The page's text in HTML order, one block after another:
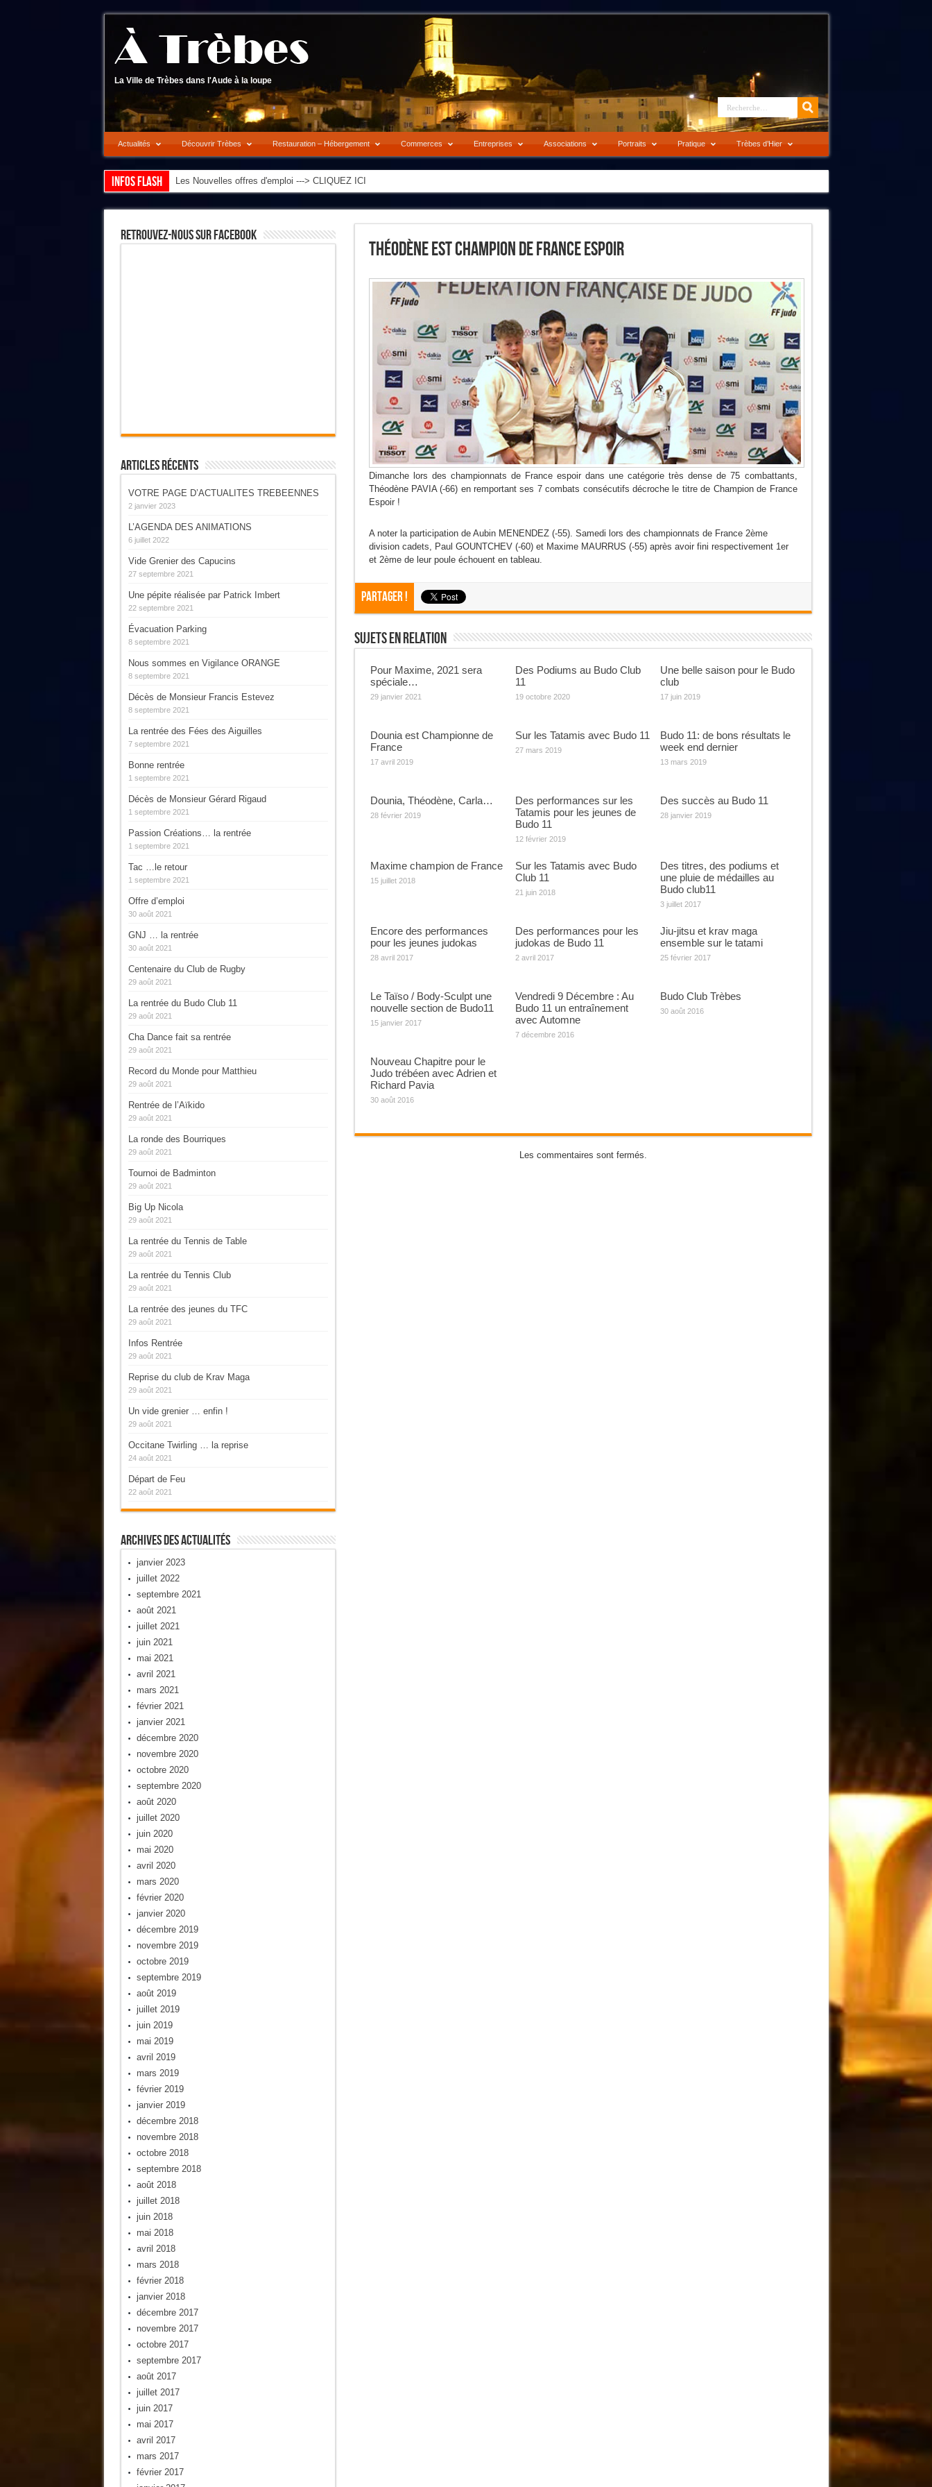
La Ville de Trèbes dans l'Aude à la loupe
Actualités Découvrir Trèbes Restauration – Hébergement Commerces Entreprises Associations Portraits Pratique Trèbes d’Hier
Infos flash Les Nouvelles offres d'emploi ---> CLIQUEZ ICI
Théodène Est Champion De France Espoir
Dimanche lors des championnats de France espoir dans une catégorie très dense de 75 combattants,
Théodène PAVIA (-66) en remportant ses 7 combats consécutifs décroche le titre de Champion de France
Espoir !
A noter la participation de Aubin MENENDEZ (-55). Samedi lors des championnats de France 2ème
division cadets, Paul GOUNTCHEV (-60) et Maxime MAURRUS (-55) après avoir fini respectivement 1er
et 2ème de leur poule échouent en tableau.
Partager !
Sujets En Relation
Pour Maxime, 2021 sera
spéciale…
29 janvier 2021
Des Podiums au Budo Club
11
19 octobre 2020
Une belle saison pour le Budo
club
17 juin 2019
Dounia est Championne de
France
17 avril 2019
Sur les Tatamis avec Budo 11
27 mars 2019
Budo 11: de bons résultats le
week end dernier
13 mars 2019
Dounia, Théodène, Carla…
28 février 2019
Des performances sur les
Tatamis pour les jeunes de
Budo 11
12 février 2019
Des succès au Budo 11
28 janvier 2019
Maxime champion de France
15 juillet 2018
Sur les Tatamis avec Budo
Club 11
21 juin 2018
Des titres, des podiums et
une pluie de médailles au
Budo club11
3 juillet 2017
Encore des performances
pour les jeunes judokas
28 avril 2017
Des performances pour les
judokas de Budo 11
2 avril 2017
Jiu-jitsu et krav maga
ensemble sur le tatami
25 février 2017
Le Taïso / Body-Sculpt une
nouvelle section de Budo11
15 janvier 2017
Vendredi 9 Décembre : Au
Budo 11 un entraînement
avec Automne
7 décembre 2016
Budo Club Trèbes
30 août 2016
Nouveau Chapitre pour le
Judo trébéen avec Adrien et
Richard Pavia
30 août 2016
Les commentaires sont fermés.
Retrouvez-Nous Sur Facebook
Articles Récents
VOTRE PAGE D’ACTUALITES TREBEENNES
2 janvier 2023
L’AGENDA DES ANIMATIONS
6 juillet 2022
Vide Grenier des Capucins
27 septembre 2021
Une pépite réalisée par Patrick Imbert
22 septembre 2021
Évacuation Parking
8 septembre 2021
Nous sommes en Vigilance ORANGE
8 septembre 2021
Décès de Monsieur Francis Estevez
8 septembre 2021
La rentrée des Fées des Aiguilles
7 septembre 2021
Bonne rentrée
1 septembre 2021
Décès de Monsieur Gérard Rigaud
1 septembre 2021
Passion Créations… la rentrée
1 septembre 2021
Tac …le retour
1 septembre 2021
Offre d’emploi
30 août 2021
GNJ … la rentrée
30 août 2021
Centenaire du Club de Rugby
29 août 2021
La rentrée du Budo Club 11
29 août 2021
Cha Dance fait sa rentrée
29 août 2021
Record du Monde pour Matthieu
29 août 2021
Rentrée de l’Aïkido
29 août 2021
La ronde des Bourriques
29 août 2021
Tournoi de Badminton
29 août 2021
Big Up Nicola
29 août 2021
La rentrée du Tennis de Table
29 août 2021
La rentrée du Tennis Club
29 août 2021
La rentrée des jeunes du TFC
29 août 2021
Infos Rentrée
29 août 2021
Reprise du club de Krav Maga
29 août 2021
Un vide grenier … enfin !
29 août 2021
Occitane Twirling … la reprise
24 août 2021
Départ de Feu
22 août 2021
Archives Des Actualités
janvier 2023
juillet 2022
septembre 2021
août 2021
juillet 2021
juin 2021
mai 2021
avril 2021
mars 2021
février 2021
janvier 2021
décembre 2020
novembre 2020
octobre 2020
septembre 2020
août 2020
juillet 2020
juin 2020
mai 2020
avril 2020
mars 2020
février 2020
janvier 2020
décembre 2019
novembre 2019
octobre 2019
septembre 2019
août 2019
juillet 2019
juin 2019
mai 2019
avril 2019
mars 2019
février 2019
janvier 2019
décembre 2018
novembre 2018
octobre 2018
septembre 2018
août 2018
juillet 2018
juin 2018
mai 2018
avril 2018
mars 2018
février 2018
janvier 2018
décembre 2017
novembre 2017
octobre 2017
septembre 2017
août 2017
juillet 2017
juin 2017
mai 2017
avril 2017
mars 2017
février 2017